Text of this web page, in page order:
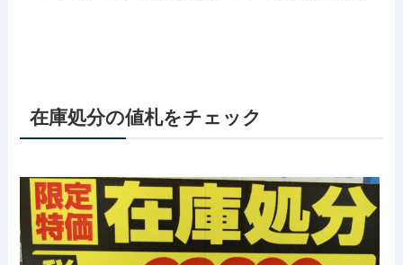
在庫処分の値札をチェック